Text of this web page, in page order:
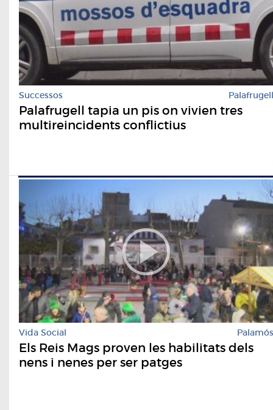
Successos Palafrugell
Palafrugell tapia un pis on vivien tres
multireincidents conflictius
Vida Social Palamós
Els Reis Mags proven les habilitats dels
nens i nenes per ser patges